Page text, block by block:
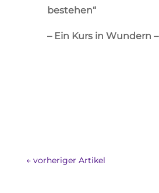
bestehen“
– Ein Kurs in Wundern –
← vorheriger Artikel